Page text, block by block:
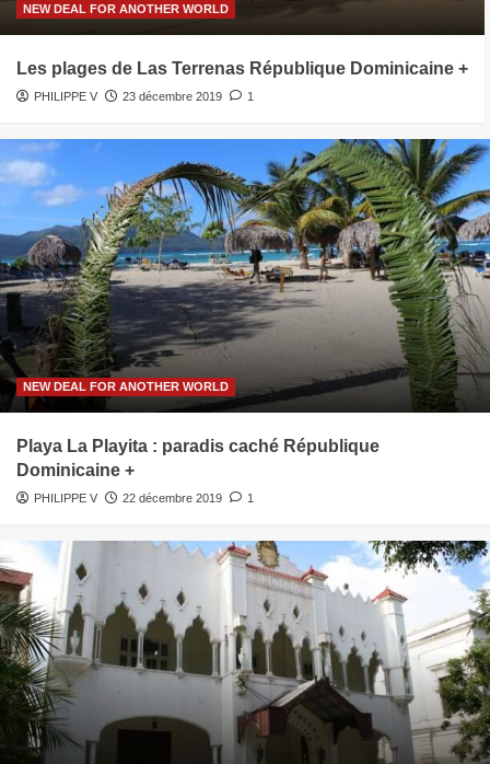
NEW DEAL FOR ANOTHER WORLD
Les plages de Las Terrenas République Dominicaine +
PHILIPPE V 23 décembre 2019 1
NEW DEAL FOR ANOTHER WORLD
Playa La Playita : paradis caché République
Dominicaine +
PHILIPPE V 22 décembre 2019 1